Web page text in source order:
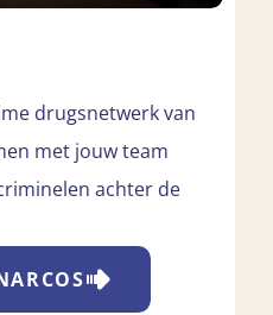
drugsnetwerk van
met jouw team
achter de